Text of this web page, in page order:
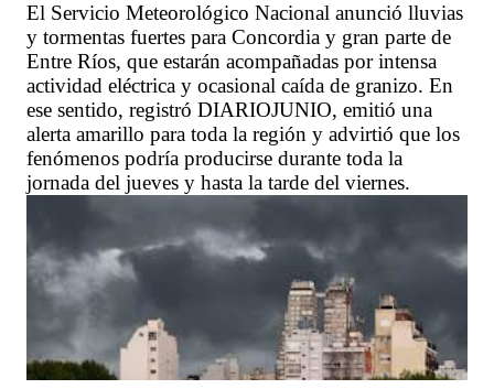
El Servicio Meteorológico Nacional anunció lluvias
y tormentas fuertes para Concordia y gran parte de
Entre Ríos, que estarán acompañadas por intensa
actividad eléctrica y ocasional caída de granizo. En
ese sentido, registró DIARIOJUNIO, emitió una
alerta amarillo para toda la región y advirtió que los
fenómenos podría producirse durante toda la
jornada del jueves y hasta la tarde del viernes.